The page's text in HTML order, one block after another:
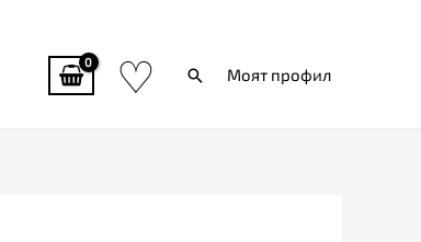
♡ ТърсиМоят профил